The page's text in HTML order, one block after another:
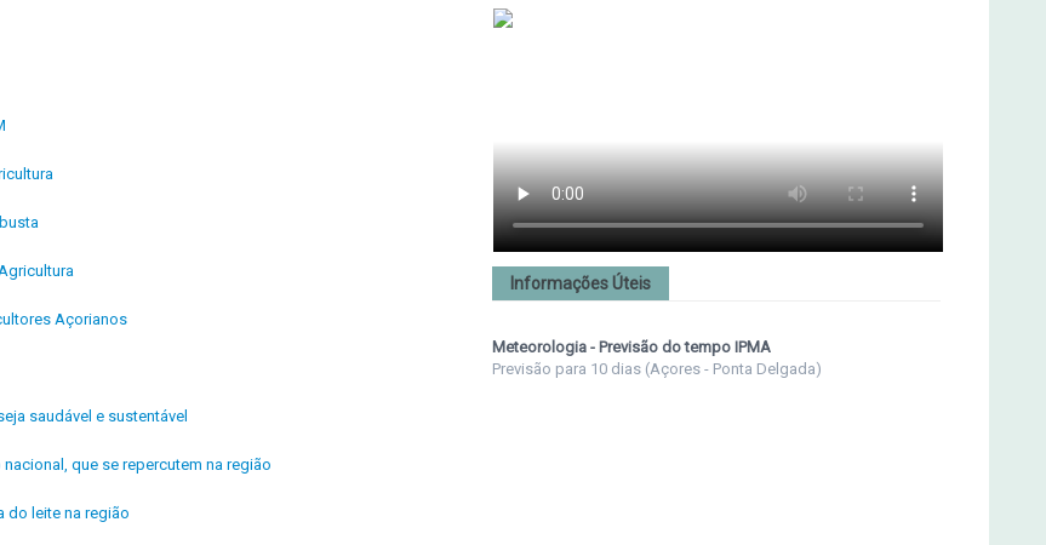
Açorianos
saudável e sustentável
que se repercutem na região
do leite na região
Informações Úteis
Meteorologia - Previsão do tempo IPMA
Previsão para 10 dias (Açores - Ponta Delgada)